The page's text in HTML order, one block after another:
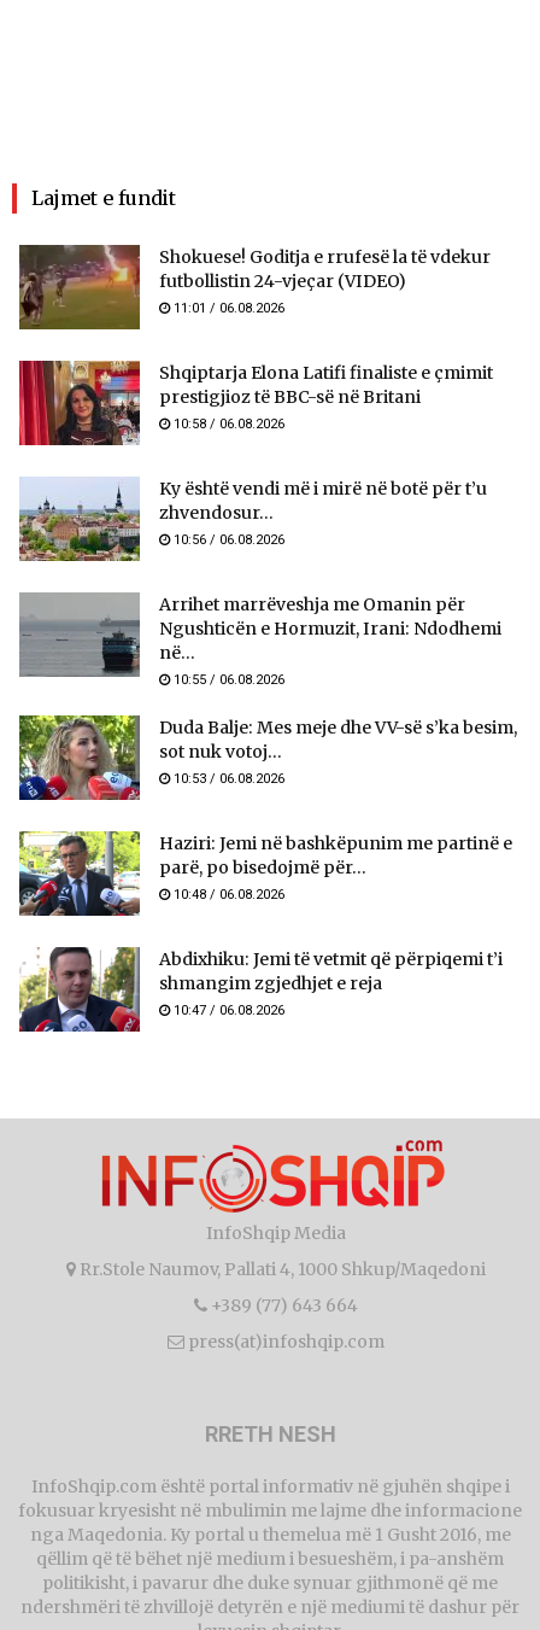
Lajmet e fundit
Shokuese! Goditja e rrufesë la të vdekur
futbollistin 24-vjeçar (VIDEO)
11:01 / 06.08.2026
Shqiptarja Elona Latifi finaliste e çmimit
prestigjioz të BBC-së në Britani
10:58 / 06.08.2026
Ky është vendi më i mirë në botë për t’u
zhvendosur...
10:56 / 06.08.2026
Arrihet marrëveshja me Omanin për
Ngushticën e Hormuzit, Irani: Ndodhemi
në...
10:55 / 06.08.2026
Duda Balje: Mes meje dhe VV-së s’ka besim,
sot nuk votoj...
10:53 / 06.08.2026
Haziri: Jemi në bashkëpunim me partinë e
parë, po bisedojmë për...
10:48 / 06.08.2026
Abdixhiku: Jemi të vetmit që përpiqemi t’i
shmangim zgjedhjet e reja
10:47 / 06.08.2026
InfoShqip Media
Rr.Stole Naumov, Pallati 4, 1000 Shkup/Maqedoni
+389 (77) 643 664
press(at)infoshqip.com
RRETH NESH
InfoShqip.com është portal informativ në gjuhën shqipe i
fokusuar kryesisht në mbulimin me lajme dhe informacione
nga Maqedonia. Ky portal u themelua më 1 Gusht 2016, me
qëllim që të bëhet një medium i besueshëm, i pa-anshëm
politikisht, i pavarur dhe duke synuar gjithmonë që me
ndershmëri të zhvillojë detyrën e një mediumi të dashur për